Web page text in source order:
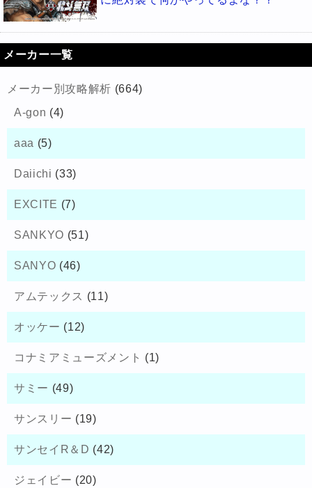
メーカー一覧
メーカー別攻略解析 (664)
A-gon (4)
aaa (5)
Daiichi (33)
EXCITE (7)
SANKYO (51)
SANYO (46)
アムテックス (11)
オッケー (12)
コナミアミューズメント (1)
サミー (49)
サンスリー (19)
サンセイR＆D (42)
ジェイビー (20)